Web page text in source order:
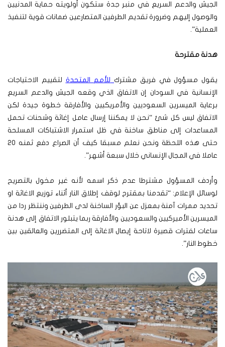
الجيش والدعم السريع في منبر جدة ستكون أولويته حماية المدنيين
والوصول إليهم وضرورة تقديم الطرفين المتصارعين ضمانات قوية لتنفيذ
العملية”.
هدنة مقترحة
يقول مسؤول في فريق مشترك للأمم المتحدة لتقييم الاحتياجات
الإنسانية في السودان إن الاتفاق الذي وقعه الجيش والدعم السريع
برعاية الميسرين السعوديين والأمريكيين والأفارقة خطوة جيدة لكن
الاتفاق ليس كل شئ “نحن لا يمكننا إرسال عامل إغاثة وشحنات تحمل
المساعدات إلى مناطق ساخنة في ظل استمرار الاشتباكات المسلحة
حتى هذه اللحظة ونحن نعلم مسبقا كيف أن الصراع دفع ثمنه 20
عاملا في المجال الإنساني خلال سبعة أشهر”.
وأردف المسؤول مشترطا عدم ذكر اسمه لأنه غير مخول بالتصريح
لوسائل الإعلام: “تقدمنا بمقترح لوقف إطلاق النار أثناء توزيع الاغاثة او
تحديد ممرات آمنة بمعزل عن البؤر الساخنة لدى الطرفين وننتظر ردا من
الميسرين الأميركيين والسعوديين والأفارقة ربما يتبلور الاتفاق إلى هدنة
ساعات لفترات قصيرة لاتاحة إيصال الاغاثة إلى المتضررين والعالقين بين
خطوط النار”.